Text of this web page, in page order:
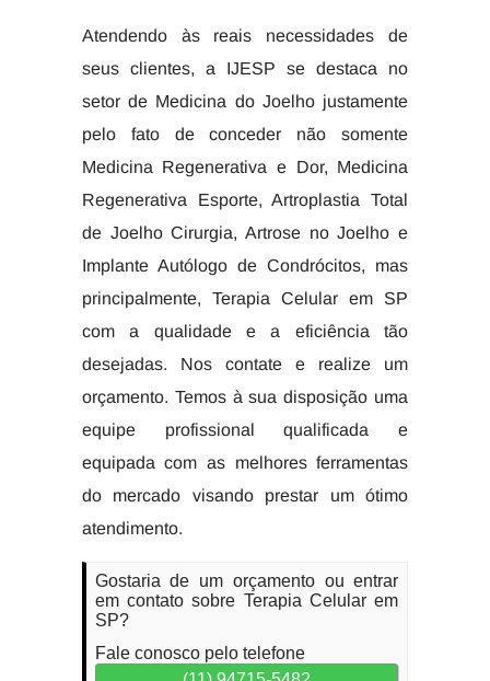
Atendendo às reais necessidades de
seus clientes, a IJESP se destaca no
setor de Medicina do Joelho justamente
pelo fato de conceder não somente
Medicina Regenerativa e Dor, Medicina
Regenerativa Esporte, Artroplastia Total
de Joelho Cirurgia, Artrose no Joelho e
Implante Autólogo de Condrócitos, mas
principalmente, Terapia Celular em SP
com a qualidade e a eficiência tão
desejadas. Nos contate e realize um
orçamento. Temos à sua disposição uma
equipe profissional qualificada e
equipada com as melhores ferramentas
do mercado visando prestar um ótimo
atendimento.
Gostaria de um orçamento ou entrar
em contato sobre Terapia Celular em
SP?
Fale conosco pelo telefone